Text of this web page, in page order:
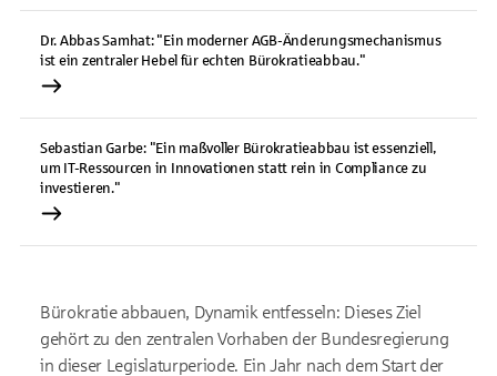
Dr. Abbas Samhat: "Ein moderner AGB-Änderungsmechanismus
ist ein zentraler Hebel für echten Bürokratieabbau."
Sebastian Garbe: "Ein maßvoller Bürokratieabbau ist essenziell,
um IT-Ressourcen in Innovationen statt rein in Compliance zu
investieren."
Bürokratie abbauen, Dynamik entfesseln: Dieses Ziel
gehört zu den zentralen Vorhaben der Bundesregierung
in dieser Legislaturperiode. Ein Jahr nach dem Start der